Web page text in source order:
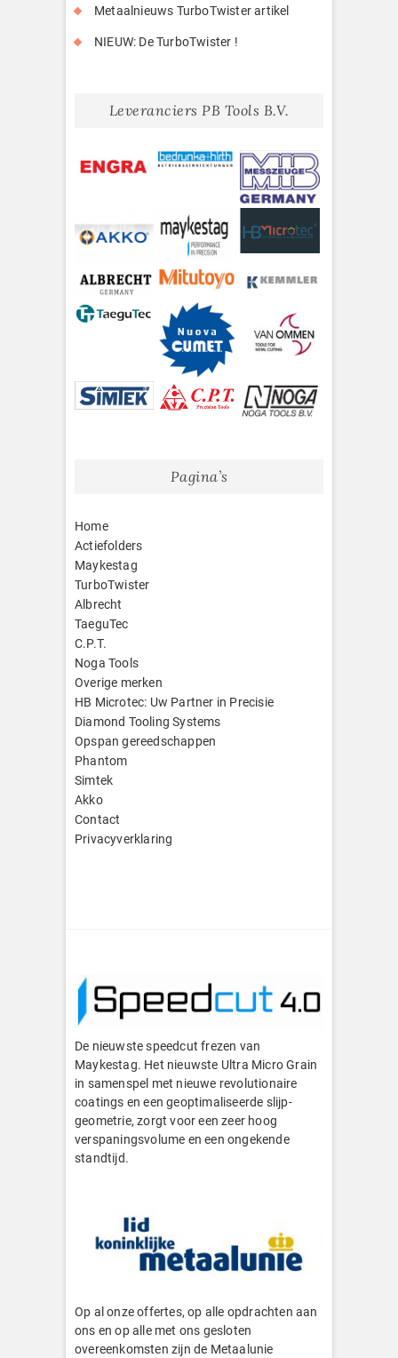
Metaalnieuws TurboTwister artikel
NIEUW: De TurboTwister !
Leveranciers PB Tools B.V.
Pagina’s
Home
Actiefolders
Maykestag
TurboTwister
Albrecht
TaeguTec
C.P.T.
Noga Tools
Overige merken
HB Microtec: Uw Partner in Precisie
Diamond Tooling Systems
Opspan gereedschappen
Phantom
Simtek
Akko
Contact
Privacyverklaring
De nieuwste speedcut frezen van
Maykestag. Het nieuwste Ultra Micro Grain
in samenspel met nieuwe revolutionaire
coatings en een geoptimaliseerde slijp-
geometrie, zorgt voor een zeer hoog
verspaningsvolume en een ongekende
standtijd.
Op al onze offertes, op alle opdrachten aan
ons en op alle met ons gesloten
overeenkomsten zijn de Metaalunie